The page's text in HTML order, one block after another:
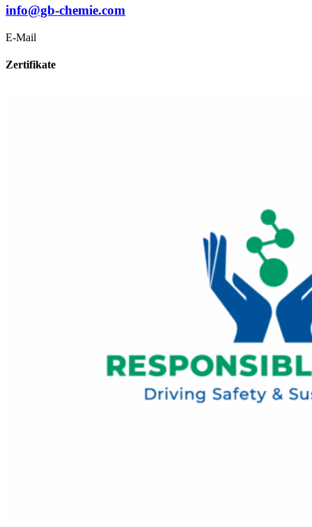
info@gb-chemie.com
E-Mail
Zertifikate